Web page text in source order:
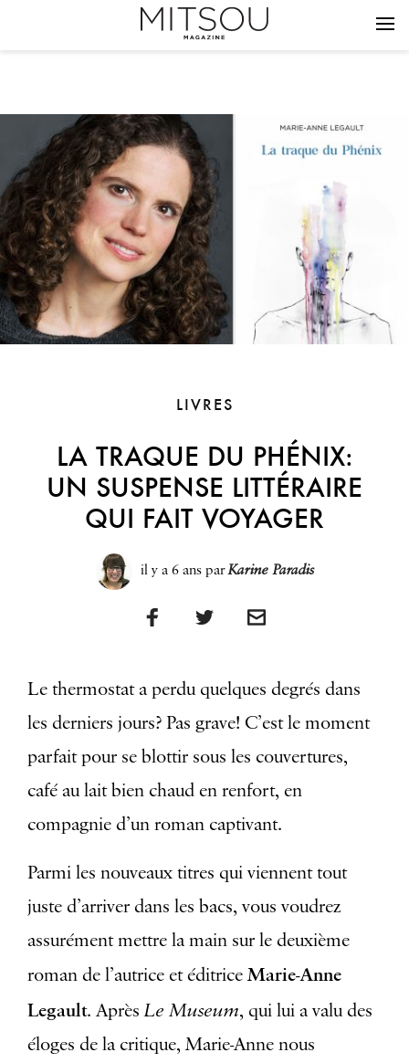
LIVRES
LA TRAQUE DU PHÉNIX:
UN SUSPENSE LITTÉRAIRE
QUI FAIT VOYAGER
il y a 6 ansparKarine Paradis
Le thermostat a perdu quelques degrés dans
les derniers jours? Pas grave! C’est le moment
parfait pour se blottir sous les couvertures,
café au lait bien chaud en renfort, en
compagnie d’un roman captivant.
Parmi les nouveaux titres qui viennent tout
juste d’arriver dans les bacs, vous voudrez
assurément mettre la main sur le deuxième
roman de l’autrice et éditriceMarie-Anne
Legault. AprèsLe Museum, qui lui a valu des
éloges de la critique, Marie-Anne nous